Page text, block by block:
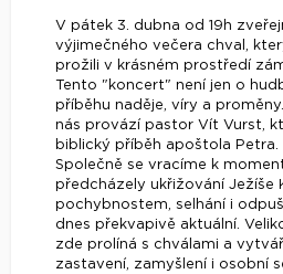
V pátek 3. dubna od 19h
výjimečného večera chval,
prožili v krásném prostředí
Tento "koncert" není jen o
příběhu naděje, víry a
nás provází pastor Vít Vurst,
biblický příběh apoštola Petra.
Společně se vracíme k
předcházely ukřižování Ježíše
pochybnostem, selhání i
dnes překvapivě aktuální.
zde prolíná s chválami a
zastavení, zamyšlení i osobní